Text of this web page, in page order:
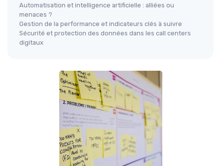
Automatisation et intelligence artificielle : alliées ou
menaces ?
Gestion de la performance et indicateurs clés à suivre
Sécurité et protection des données dans les call centers
digitaux